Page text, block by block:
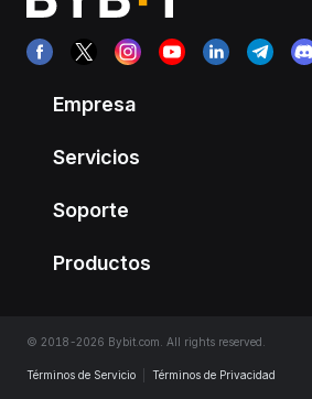
Empresa
Servicios
Soporte
Productos
© 2018-2026 Bybit.com. All rights reserved.
Términos de Servicio Términos de Privacidad